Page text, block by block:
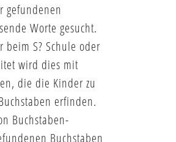
gefundenen
Worte gesucht.
beim S? Schule oder
wird dies mit
die die Kinder zu
erfinden.
Buchstaben-
Buchstaben